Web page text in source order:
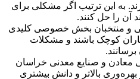
به ‌این‌ ترتیب اگر مشکلی برای
آن را حل کنند.
و منتخبان بخش خصوصی کلیدی
کوچک باشند و مشکلات
و صنایع معدنی خراسان
بالاتر و دانش بیشتری